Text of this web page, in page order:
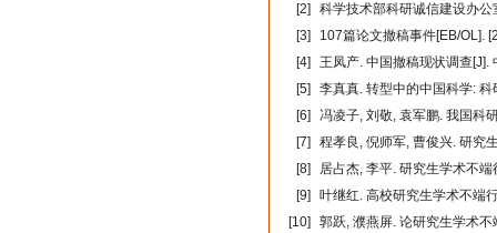
[2]
科学技术部科研诚信建设办
[3]
107篇论文撤稿事件[EB/OL].
[4]
王凤产. 中国撤稿现状调查
[5]
李真真. 转型中的中国科学:
[6]
冯凌子, 刘敬, 袁军鹏. 我国科
[7]
程孝良, 倪师军, 曹俊兴. 研究
[8]
居占杰, 李平. 研究生学术不
[9]
叶继红. 高校研究生学术不端
[10]
郭跃, 濮燕屏. 论研究生学术